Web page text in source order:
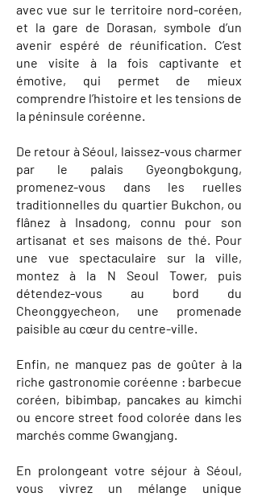
avec vue sur le territoire nord-coréen,
et la gare de Dorasan, symbole d’un
avenir espéré de réunification. C’est
une visite à la fois captivante et
émotive, qui permet de mieux
comprendre l’histoire et les tensions de
la péninsule coréenne.
De retour à Séoul, laissez-vous charmer
par le palais Gyeongbokgung,
promenez-vous dans les ruelles
traditionnelles du quartier Bukchon, ou
flânez à Insadong, connu pour son
artisanat et ses maisons de thé. Pour
une vue spectaculaire sur la ville,
montez à la N Seoul Tower, puis
détendez-vous au bord du
Cheonggyecheon, une promenade
paisible au cœur du centre-ville.
Enfin, ne manquez pas de goûter à la
riche gastronomie coréenne : barbecue
coréen, bibimbap, pancakes au kimchi
ou encore street food colorée dans les
marchés comme Gwangjang.
En prolongeant votre séjour à Séoul,
vous vivrez un mélange unique